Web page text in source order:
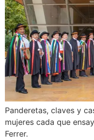
Panderetas, claves y
mujeres cada que
Ferrer.